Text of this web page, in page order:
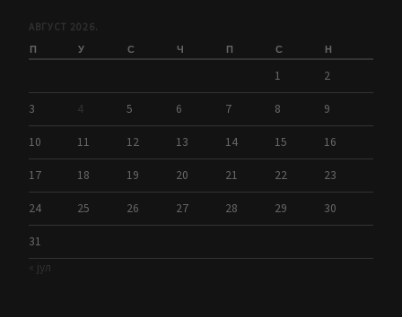
АВГУСТ 2026.
П У С Ч П С Н
1 2
3 4 5 6 7 8 9
10 11 12 13 14 15 16
17 18 19 20 21 22 23
24 25 26 27 28 29 30
31
« јул